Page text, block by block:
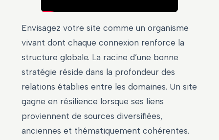
Envisagez votre site comme un organisme
vivant dont chaque connexion renforce la
structure globale. La racine d’une bonne
stratégie réside dans la profondeur des
relations établies entre les domaines. Un site
gagne en résilience lorsque ses liens
proviennent de sources diversifiées,
anciennes et thématiquement cohérentes.